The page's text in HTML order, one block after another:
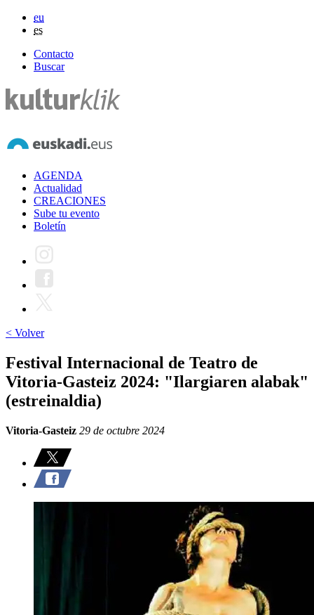
eu
es
Contacto
Buscar
AGENDA
Actualidad
CREACIONES
Sube tu evento
Boletín
< Volver
Festival Internacional de Teatro de
Vitoria-Gasteiz 2024: "Ilargiaren alabak"
(estreinaldia)
Vitoria-Gasteiz 29 de octubre 2024